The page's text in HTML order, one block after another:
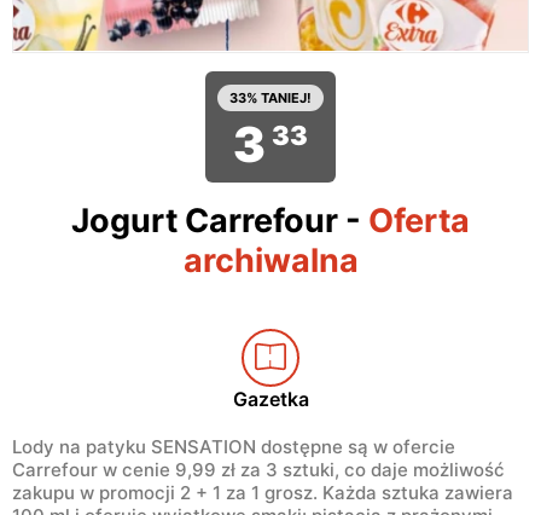
33% TANIEJ!
3 33
Jogurt Carrefour - Oferta
archiwalna
Gazetka
Lody na patyku SENSATION dostępne są w ofercie
Carrefour w cenie 9,99 zł za 3 sztuki, co daje możliwość
zakupu w promocji 2 + 1 za 1 grosz. Każda sztuka zawiera